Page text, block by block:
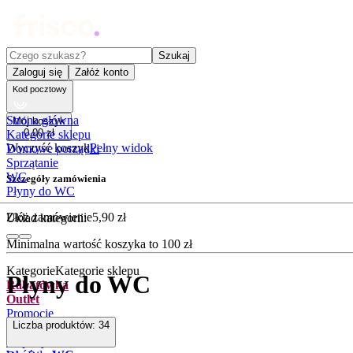
Czego szukasz?
Szukaj
Zaloguj się
Załóż konto
Kod pocztowy
Mój koszyk
0,00 zł
Wyczyść koszykPełny widok
Szczegóły zamówienia
Złóż zamówienie5,90 zł
Minimalna wartość koszyka to 100 zł
KategorieKategorie sklepu
Rabatówka
Outlet
Promocje
Nowości
Strona główna
Kategorie sklepu
Domowe porządki
Sprzątanie
WC
Płyny do WC
Układ kategorii:
Płyny do WC
Liczba produktów: 34